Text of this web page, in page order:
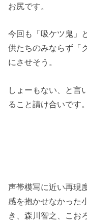
お尻です。
今回も「吸ケツ鬼」
供たちのみならず「
にさせそう。
しょーもない、と言
ること請け合いです。
声帯模写に近い再現
感を抱かせなかった
き、森川智之、こお